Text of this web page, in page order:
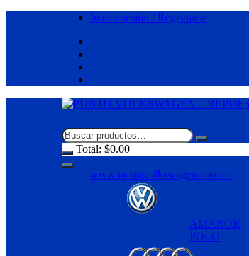
Iniciar sesión / Registrarse
Total: $0.00
www.puntovolkswagen.com.ec
AMAROK
POLO